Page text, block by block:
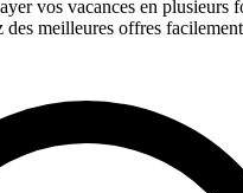
vos vacances en plusieurs
meilleures offres